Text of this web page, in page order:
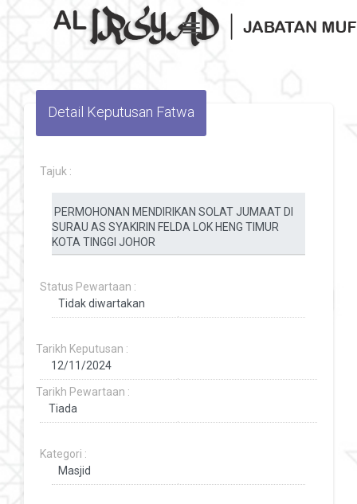
Toggle navigation
Detail Keputusan Fatwa
Tajuk :
Status Pewartaan :
Tarikh Keputusan :
Tarikh Pewartaan :
Kategori :